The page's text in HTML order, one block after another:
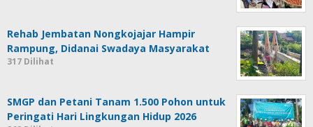
Rehab Jembatan Nongkojajar Hampir
Rampung, Didanai Swadaya Masyarakat
317 Dilihat
SMGP dan Petani Tanam 1.500 Pohon untuk
Peringati Hari Lingkungan Hidup 2026